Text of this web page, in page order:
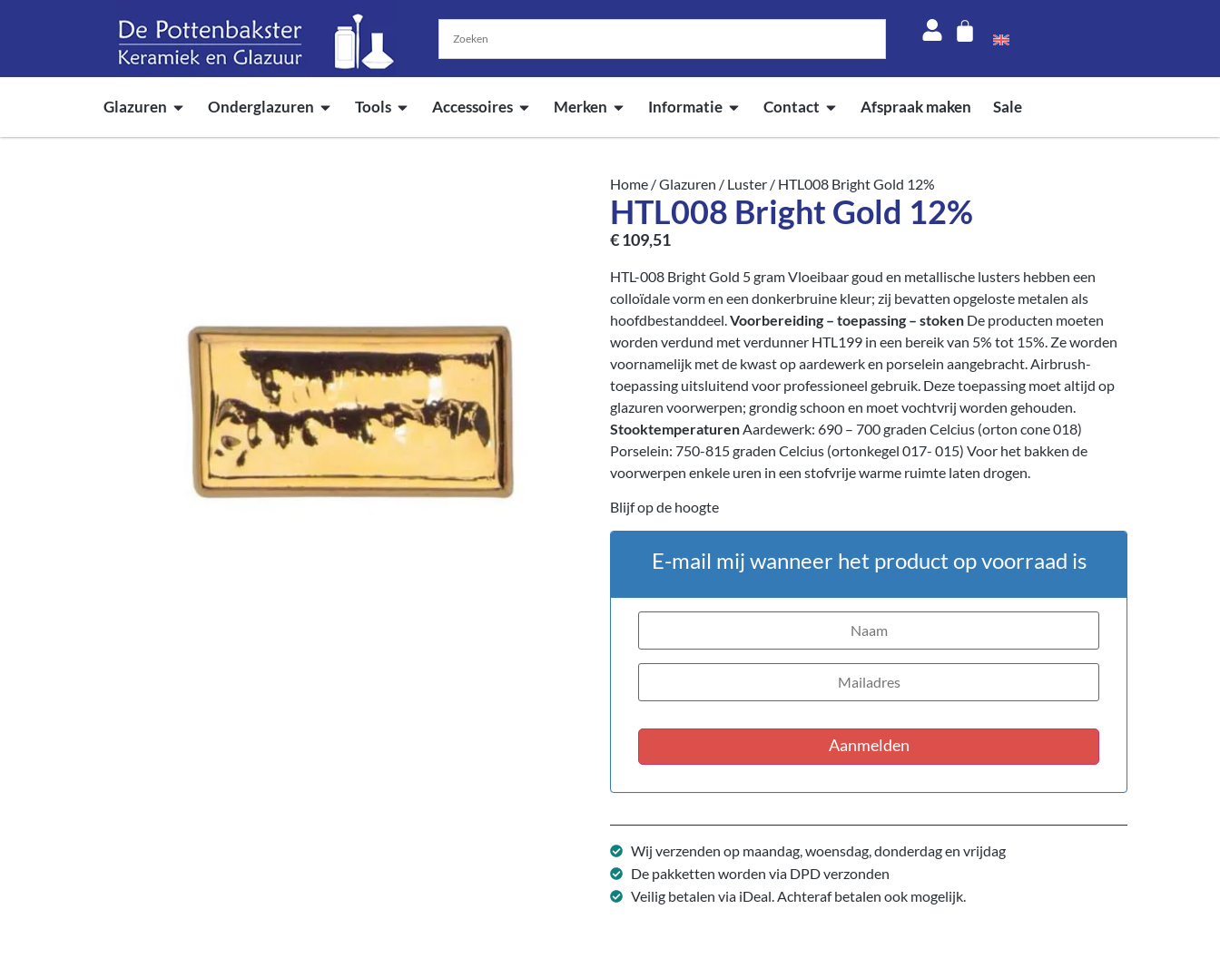
Glazuren Onderglazuren Tools Accessoires Merken Informatie Contact Afspraak maken Sale
Home /Glazuren / Luster / HTL008 Bright Gold 12%
HTL008 Bright Gold 12%
€109,51
HTL-008 Bright Gold 5 gram Vloeibaar goud en metallische lusters hebben een
colloïdale vorm en een donkerbruine kleur; zij bevatten opgeloste metalen als
hoofdbestanddeel. Voorbereiding – toepassing – stoken De producten moeten
worden verdund met verdunner HTL199 in een bereik van 5% tot 15%. Ze worden
voornamelijk met de kwast op aardewerk en porselein aangebracht. Airbrush-
toepassing uitsluitend voor professioneel gebruik. Deze toepassing moet altijd op
glazuren voorwerpen; grondig schoon en moet vochtvrij worden gehouden.
Stooktemperaturen Aardewerk: 690 – 700 graden Celcius (orton cone 018)
Porselein: 750-815 graden Celcius (ortonkegel 017- 015) Voor het bakken de
voorwerpen enkele uren in een stofvrije warme ruimte laten drogen.
Blijf op de hoogte
E-mail mij wanneer het product op voorraad is
Aanmelden
Wij verzenden op maandag, woensdag, donderdag en vrijdag
De pakketten worden via DPD verzonden
Veilig betalen via iDeal. Achteraf betalen ook mogelijk.